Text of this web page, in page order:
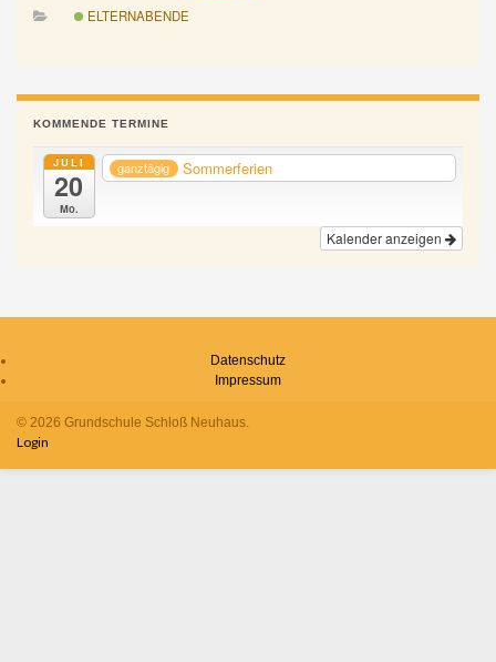
ELTERNABENDE
KOMMENDE TERMINE
JULI
20
Mo.
ganztägig Sommerferien
Kalender anzeigen
Datenschutz
Impressum
© 2026 Grundschule Schloß Neuhaus.
Login